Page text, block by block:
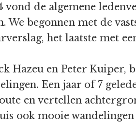
vond de algemene
We begonnen met de
het laatste met
Hazeu en Peter
Een jaar of 7
en vertellen
ook mooie